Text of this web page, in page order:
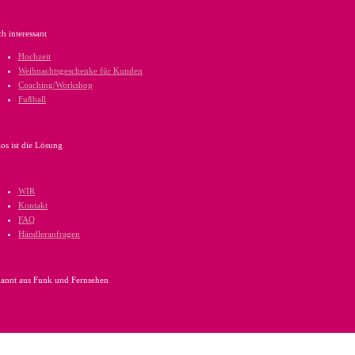
interessant
Hochzeit
Weihnachtsgeschenke für Kunden
Coaching/Workshop
Fußball
ist die Lösung
WIR
Kontakt
FAQ
Händleranfragen
aus Funk und Fernsehen